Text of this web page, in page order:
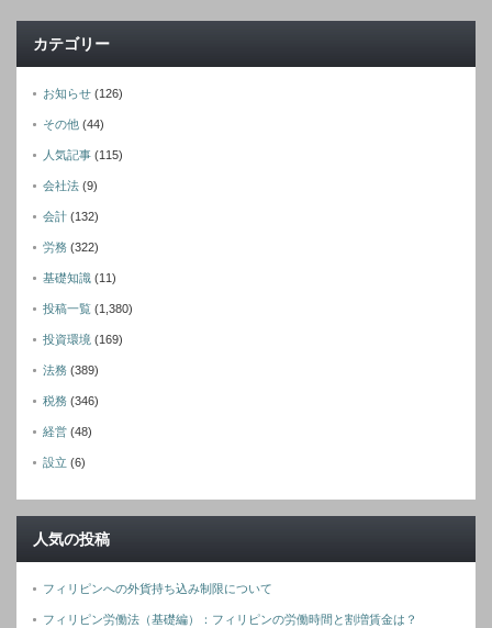
カテゴリー
お知らせ (126)
その他 (44)
人気記事 (115)
会社法 (9)
会計 (132)
労務 (322)
基礎知識 (11)
投稿一覧 (1,380)
投資環境 (169)
法務 (389)
税務 (346)
経営 (48)
設立 (6)
人気の投稿
フィリピンへの外貨持ち込み制限について
フィリピン労働法（基礎編）：フィリピンの労働時間と割増賃金は？